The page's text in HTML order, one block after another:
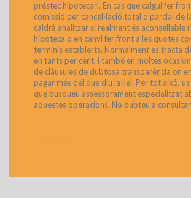
préstec hipotecari. En cas que calgui fer
comissió per cancel·lació total o parcial de
caldrà analitzar si realment és aconsellable
hipoteca o en canvi fer front a les quotes
terminis establerts. Normalment es tracta
en tants per cent, i també en moltes
de clàusules de dubtosa transparència on
pagar més del que diu la llei. Per tot això,
que busqueu assessorament especialitzat
aquestes operacions. No dubteu a